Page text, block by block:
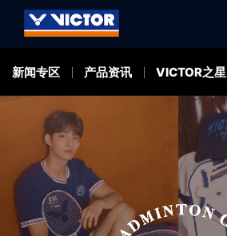
新闻专区 产品资讯 VICTOR之星